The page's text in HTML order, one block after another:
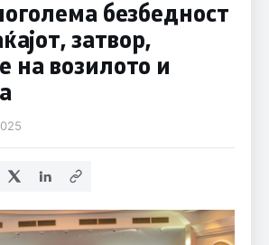
безбедност
затвор,
на возилото и